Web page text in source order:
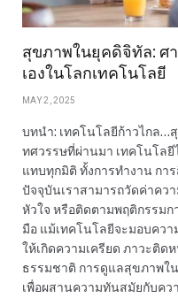
สุขภาพในยุคดิจิทัล: ศ
เองในโลกเทคโนโลยี
MAY 2, 2025
บทนำ: เทคโนโลยีก้าวไกล…
ทศวรรษที่ผ่านมา เทคโนโล
แทบทุกมิติ ทั้งการทำงาน กา
ปัจจุบันเราสามารถวัดค่าคว
หัวใจ หรือติดตามพฤติกรรม
มือ แม้เทคโนโลยีจะมอบคว
ให้เกิดความเครียด ภาวะติด
ธรรมชาติ การดูแลสุขภาพใ
เพื่อผสานความทันสมัยกับคว